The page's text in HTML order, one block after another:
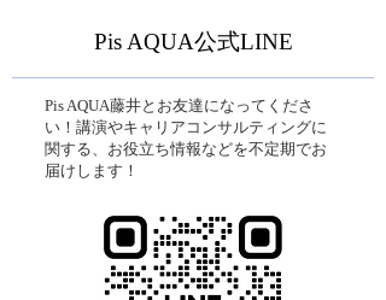
Pis AQUA公式LINE
Pis AQUA藤井とお友達になってくださ
い！講演やキャリアコンサルティングに
関する、お役立ち情報などを不定期でお
届けします！